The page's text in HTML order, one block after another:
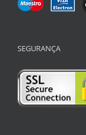
SEGURANÇA